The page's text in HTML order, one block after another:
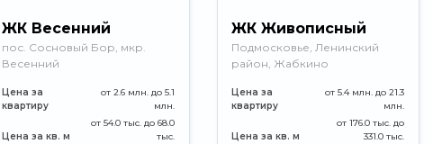
ЖК Весенний
пос. Сосновый Бор, мкр.
Весенний
Цена за
квартиру
от 2.6 млн. до 5.1
млн.
Цена за кв. м
от 54.0 тыс. до 68.0
тыс.
ЖК Живописный
Подмосковье, Ленинский
район, Жабкино
Цена за
квартиру
от 5.4 млн. до 21.3
млн.
Цена за кв. м
от 176.0 тыс. до
331.0 тыс.